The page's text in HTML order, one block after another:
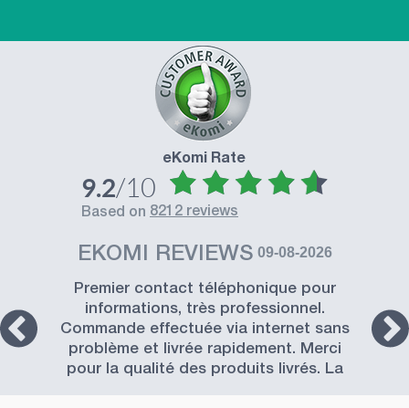
eKomi Rate
9.2/10
based on 8212 reviews
EKOMI REVIEWS 09-08-2026
Premier contact téléphonique pour
informations, très professionnel.
Commande effectuée via internet sans
problème et livrée rapidement. Merci
pour la qualité des produits livrés. La